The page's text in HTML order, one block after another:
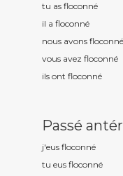
tu as floconné
il a floconné
nous avons floconné
vous avez floconné
ils ont floconné
Passé
j'eus floconné
tu eus floconné